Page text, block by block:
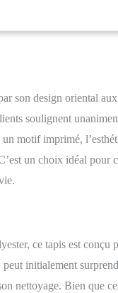
résistance à l'usure, ne
son design oriental
soulignent
motif imprimé,
un choix idéal pour
ce tapis est
initialement
nettoyage. Bien que